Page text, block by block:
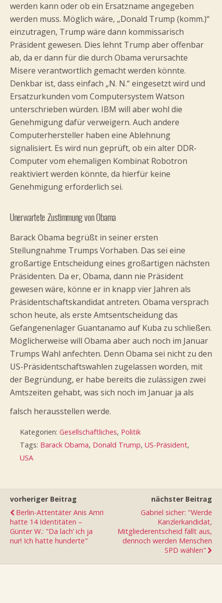
werden kann oder ob ein Ersatzname angegeben
werden muss. Möglich wäre, „Donald Trump (komm.)“
einzutragen, Trump wäre dann kommissarisch
Präsident gewesen. Dies lehnt Trump aber offenbar
ab, da er dann für die durch Obama verursachte
Misere verantwortlich gemacht werden könnte.
Denkbar ist, dass einfach „N. N.“ eingesetzt wird und
Ersatzurkunden vom Computersystem Watson
unterschrieben würden. IBM will aber wohl die
Genehmigung dafür verweigern. Auch andere
Computerhersteller haben eine Ablehnung
signalisiert. Es wird nun geprüft, ob ein alter DDR-
Computer vom ehemaligen Kombinat Robotron
reaktiviert werden könnte, da hierfür keine
Genehmigung erforderlich sei.
Unerwartete Zustimmung von Obama
Barack Obama begrüßt in seiner ersten
Stellungnahme Trumps Vorhaben. Das sei eine
großartige Entscheidung eines großartigen nächsten
Präsidenten. Da er, Obama, dann nie Präsident
gewesen wäre, könne er in knapp vier Jahren als
Präsidentschaftskandidat antreten. Obama versprach
schon heute, als erste Amtsentscheidung das
Gefangenenlager Guantanamo auf Kuba zu schließen.
Möglicherweise will Obama aber auch noch im Januar
Trumps Wahl anfechten. Denn Obama sei nicht zu den
US-Präsidentschaftswahlen zugelassen worden, mit
der Begründung, er habe bereits die zulässigen zwei
Amtszeiten gehabt, was sich noch im Januar ja als
falsch herausstellen werde.
Kategorien: Gesellschaftliches, Politik
Tags: Barack Obama, Donald Trump, US-Präsident,
USA
vorheriger Beitrag
Berlin-Attentäter Anis Amri
hatte 14 Identitäten –
Günter W.: "Da lach’ ich ja
nur! Ich hatte hunderte"
nächster Beitrag
Gabriel sicher: "Werde
Kanzlerkandidat,
Mitgliederentscheid fällt aus,
dennoch werden Menschen
SPD wählen"